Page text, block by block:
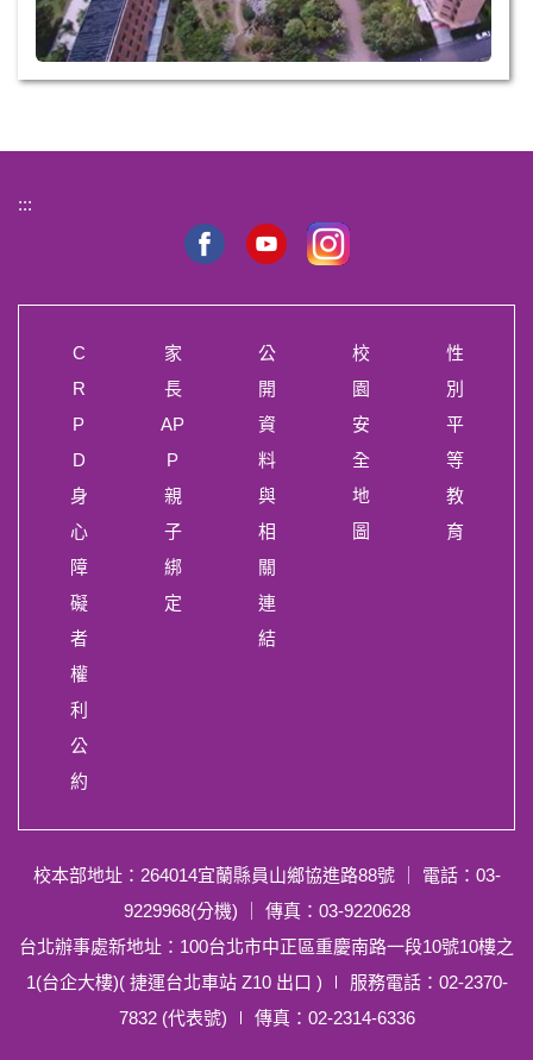
:::
C
R
P
D
身
心
障
礙
者
權
利
公
約
家
長
AP
P
親
子
綁
定
公
開
資
料
與
相
關
連
結
校
園
安
全
地
圖
性
別
平
等
教
育
校本部地址：264014宜蘭縣員山鄉協進路88號｜ 電話：03-
9229968(分機) ｜ 傳真：03-9220628
台北辦事處新地址：100台北市中正區重慶南路一段10號10樓之
1(台企大樓)( 捷運台北車站 Z10 出口 ) ∣ 服務電話：02-2370-
7832 (代表號) ∣ 傳真：02-2314-6336